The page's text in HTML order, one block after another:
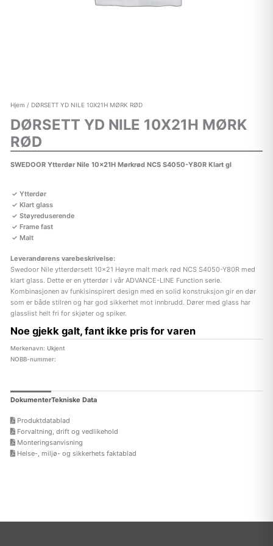
Hjem / DØRSETT YD NILE 10X21H MØRK RØD
DØRSETT YD NILE 10X21H MØRK
RØD
SWEDOOR Ytterdør Nile 10x21H Mørkrød NCS S4050-Y80R Klart gl
Ytterdør
Klart glass
Støyreduserende
Frame fast
Malt
Leverandørens varebeskrivelse:
Swedoor Nile ytterdørsett 10×21 Høyre malt mørk rød NCS S4050-Y80R med
klart glass. Dette er en ytterdør i vår ADVANCE-LINE Function serie.
Kombinasjonen av funkisinspirert design med en solid konstruksjon gir en dør
som er både stilren og har god sikkerhet mot innbrudd. Dører med glass har
glasslist helt fri for skjøter og spiker.
Noe gjekk galt, fant ikke pris for varen
Merkenavn: Ukjent
NOBB-nummer:
DokumenterTekniske Data
Produktdatablad
Forvaltning, drift og vedlikehold
Monteringsanvisning
Helse-, miljø- og sikkerhets faktablad